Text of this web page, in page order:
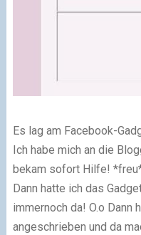
Es lag am Facebook-
Ich habe mich an die
bekam sofort Hilfe!
Dann hatte ich das
immernoch da! O.o Dann
angeschrieben und da